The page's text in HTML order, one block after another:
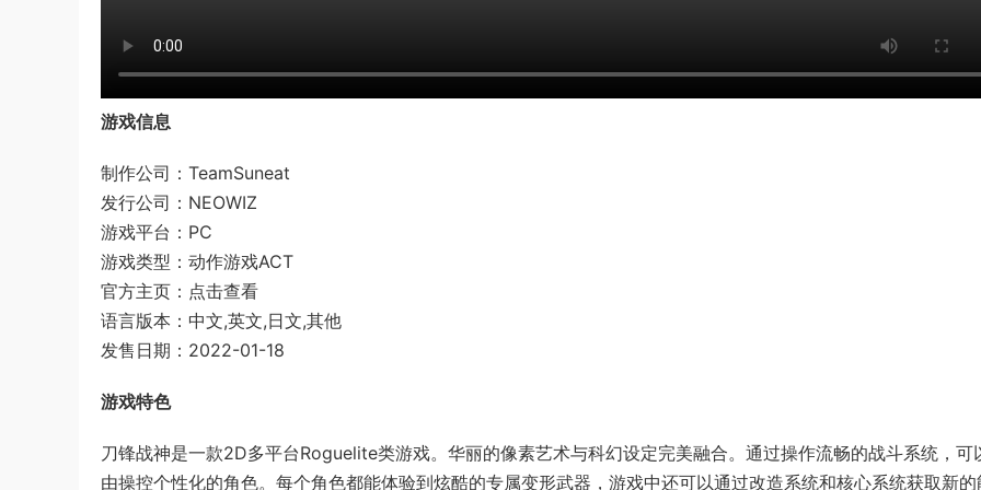
游戏信息
制作公司：TeamSuneat
发行公司：NEOWIZ
游戏平台：PC
游戏类型：动作游戏ACT
官方主页：点击查看
语言版本：中文,英文,日文,其他
发售日期：2022-01-18
游戏特色
刀锋战神是一款2D多平台Roguelite类游戏。华丽的像素艺术与科幻设定完美融合。通过操作流畅的战斗系统，可
由操控个性化的角色。每个角色都能体验到炫酷的专属变形武器，游戏中还可以通过改造系统和核心系统获取新的